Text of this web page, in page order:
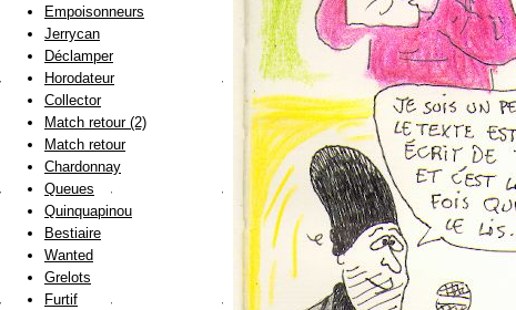
Empoisonneurs
Jerrycan
Déclamper
Horodateur
Collector
Match retour (2)
Match retour
Chardonnay
Queues
Quinquapinou
Bestiaire
Wanted
Grelots
Furtif